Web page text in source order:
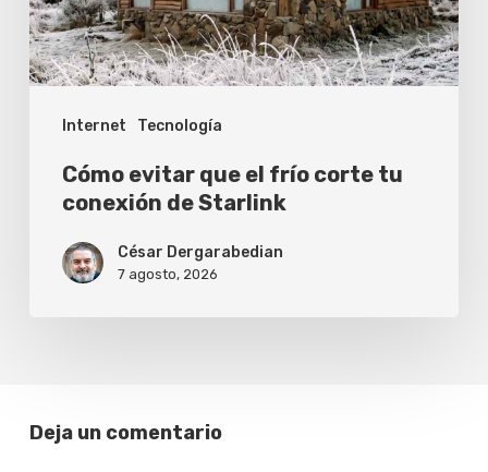
Internet Tecnología
tu
conexión
de
Starlink
Cómo evitar que el frío corte tu
conexión de Starlink
César Dergarabedian
7 agosto, 2026
Deja un comentario